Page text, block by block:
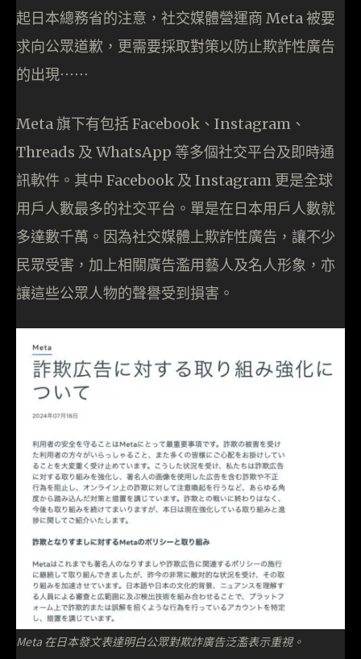
起日本總務省的注意，社交媒體營運商 Meta 被要
求向公眾道歉，更需要採取對策以防止欺詐性廣告
的出現⋯⋯
Meta 旗下有包括 Facebook、Instagram、
Threads 及 WhatsApp 等多個社交平台及即時通
訊軟件。其中 Facebook 及 Instagram 更是全球
用戶人數最多的社交平台。單是在日本用戶人數就
多達數千萬。因為社交媒體上欺詐性廣告，讓不少
民眾受害，加上相關廣告濫用藝人及名人形象，亦
讓這些公眾人物的聲譽受到損害。
Meta 在日本發文表達明白公眾對欺詐廣告泛濫表示重視。